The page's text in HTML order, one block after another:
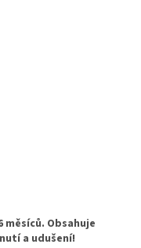
měsíců. Obsahuje
a udušení!